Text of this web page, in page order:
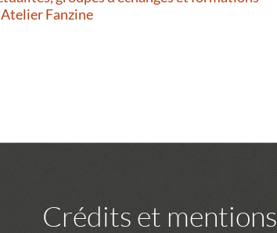
Fanzine
Crédits et mentions